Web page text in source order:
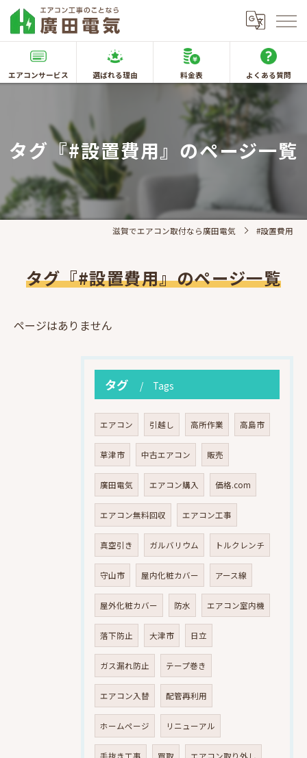
エアコンサービス 選ばれる理由 料金表 よくある質問
タグ『#設置費用』のページ一覧
滋賀でエアコン取付なら廣田電気 #設置費用
タグ『#設置費用』のページ一覧
ページはありません
タグ Tags
エアコン 引越し 高所作業 高島市
草津市 中古エアコン 販売
廣田電気 エアコン購入 価格.com
エアコン無料回収 エアコン工事
真空引き ガルバリウム トルクレンチ
守山市 屋内化粧カバー アース線
屋外化粧カバー 防水 エアコン室内機
落下防止 大津市 日立
ガス漏れ防止 テープ巻き
エアコン入替 配管再利用
ホームページ リニューアル